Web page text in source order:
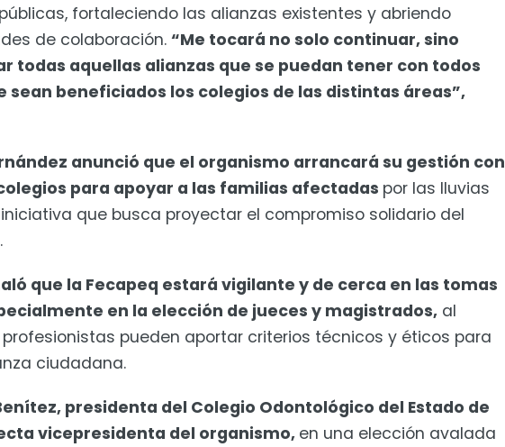
fortaleciendo las alianzas existentes y abriendo
de colaboración. “Me tocará no solo continuar, sino
todas aquellas alianzas que se puedan tener con todos
sean beneficiados los colegios de las distintas áreas”,
anunció que el organismo arrancará su gestión con
para apoyar a las familias afectadas por las lluvias
iniciativa que busca proyectar el compromiso solidario del
que la Fecapeq estará vigilante y de cerca en las tomas
en la elección de jueces y magistrados, al
pueden aportar criterios técnicos y éticos para
ciudadana.
presidenta del Colegio Odontológico del Estado de
vicepresidenta del organismo, en una elección avalada